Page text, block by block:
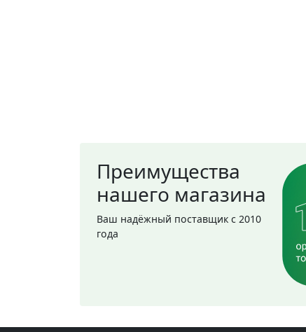
Преимущества
нашего магазина
Ваш надёжный поставщик с 2010
года